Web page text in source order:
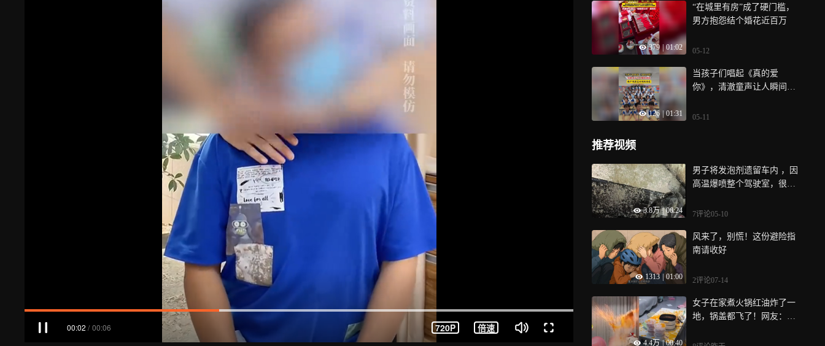
00:02 / 00:06 720P 倍速
379 01:02
“在城里有房”成了硬门槛，
男方抱怨结个婚花近百万
05-12
126 01:31
当孩子们唱起《真的爱
你》，清澈童声让人瞬间破
05-11
推荐视频
3.8万 | 00:24
男子将发泡剂遗留车内 ，因
高温爆喷整个驾驶室，很难
7评论05-10
1313 01:00
风来了，别慌！这份避险指
南请收好
2评论07-14
4.4万 | 00:40
女子在家煮火锅红油炸了一
地，锅盖都飞了！网友：想